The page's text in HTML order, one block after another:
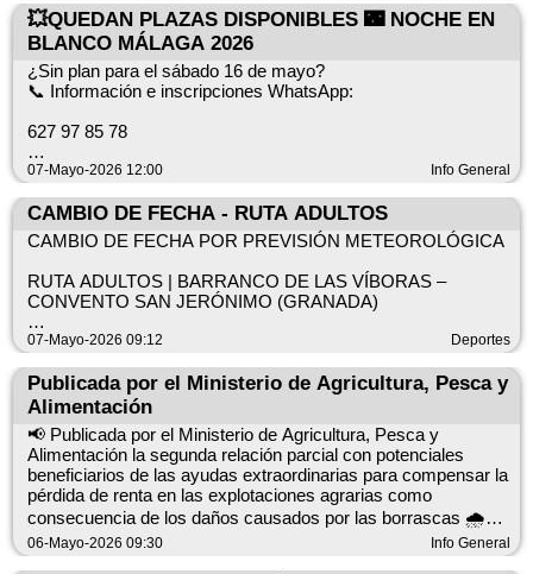
ÁREA DE DESARROLLO LOCAL.
a éstas.En los cuartos de baño, cambio de las bañeras por
platos de ducha, instalación de suelo antideslizante, instalación
No se admite mobiliario auxiliar.Colocación de pasamanos en
pasillos.Mejoras en la seguridad y adaptación de la instalación
necesidades funcionales de la persona solicitante.Adecuación
del ancho de puerta y/o eliminación de barreras
arquitectónicas, incluyendo la colocación de plataforma salva-
escaleras.Reforma y adaptación de cocina y mobiliario. No se
admite mobiliario auxiliar.Cualquier otra obra cuya realización
se justifique para una adecuación eficaz de la vivienda a las
Cuantía máxima de subvención: 4.000€.
Plazo de solicitud: hasta el 8 de junio 2026.
siguiendo el siguiente enlace.
Para ayuda en la tramitación en el Ayuntamiento de Algarrobo:
Área de desarrollo local, 952552430 extensión 4; correo
electrónico: desarrollolocal@algarrobo.es Tenencia de
Alcaldía, 952511167, correo electrónico:
tenencia@algarrobo.es
Área de Desarrollo Local
💥QUEDAN PLAZAS DISPONIBLES 🌃 NOCHE EN
BLANCO MÁLAGA 2026
¿Sin plan para el sábado 16 de mayo?
📞 Información e inscripciones WhatsApp:
627 97 85 78
Disfruta de una noche única con actividades, museos y
espacios culturales GRATIS 🖼️
🚌 BUS 5€
⏰ Salida 18:00h
📍Paradas habituales: Algarrobo, Trayamar, Mezquitilla y
Algarrobo Costa
🔙 Regreso aprox. 00:00h
ℹ️ Programa completo:
07-Mayo-2026 12:00 Info General
CAMBIO DE FECHA - RUTA ADULTOS
CAMBIO DE FECHA POR PREVISIÓN METEOROLÓGICA
RUTA ADULTOS | BARRANCO DE LAS VÍBORAS –
CONVENTO SAN JERÓNIMO (GRANADA)
La ruta prevista para el 9 de mayo se aplaza al 16 de mayo.
Recorrido: Barranco de las Víboras hasta el Convento San
Jerónimo y regreso.
Para más información, consulta con el Área de Deportes del
Ayuntamiento de Algarrobo. Ver menos
07-Mayo-2026 09:12 Deportes
Publicada por el Ministerio de Agricultura, Pesca y
Alimentación
📢 Publicada por el Ministerio de Agricultura, Pesca y
Alimentación la segunda relación parcial con potenciales
beneficiarios de las ayudas extraordinarias para compensar la
pérdida de renta en las explotaciones agrarias como
consecuencia de los daños causados por las borrascas 🌧️🌾
06-Mayo-2026 09:30 Info General